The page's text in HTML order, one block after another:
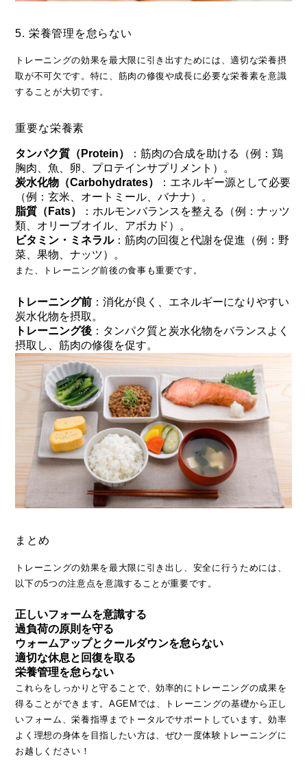
5. 栄養管理を怠らない
トレーニングの効果を最大限に引き出すためには、適切な栄養摂
取が不可欠です。特に、筋肉の修復や成長に必要な栄養素を意識
することが大切です。
重要な栄養素
タンパク質（Protein）
：筋肉の合成を助ける（例：鶏
胸肉、魚、卵、プロテインサプリメント）。
炭水化物（Carbohydrates）
：エネルギー源として必要
（例：玄米、オートミール、バナナ）。
脂質（Fats）
：ホルモンバランスを整える（例：ナッツ
類、オリーブオイル、アボカド）。
ビタミン・ミネラル：筋肉の回復と代謝を促進（例：野
菜、果物、ナッツ）。
また、トレーニング前後の食事も重要です。
トレーニング前 ：消化が良く、エネルギーになりやすい
炭水化物を摂取。
トレーニング後 ：タンパク質と炭水化物をバランスよく
摂取し、筋肉の修復を促す。
まとめ
トレーニングの効果を最大限に引き出し、安全に行うためには、
以下の5つの注意点を意識することが重要です。
正しいフォームを意識する
過負荷の原則を守る
ウォームアップとクールダウンを怠らない
適切な休息と回復を取る
栄養管理を怠らない
これらをしっかりと守ることで、効率的にトレーニングの成果を
得ることができます。AGEMでは、トレーニングの基礎から正し
いフォーム、栄養指導までトータルでサポートしています。効率
よく理想の身体を目指したい方は、ぜひ一度体験トレーニングに
お越しください！